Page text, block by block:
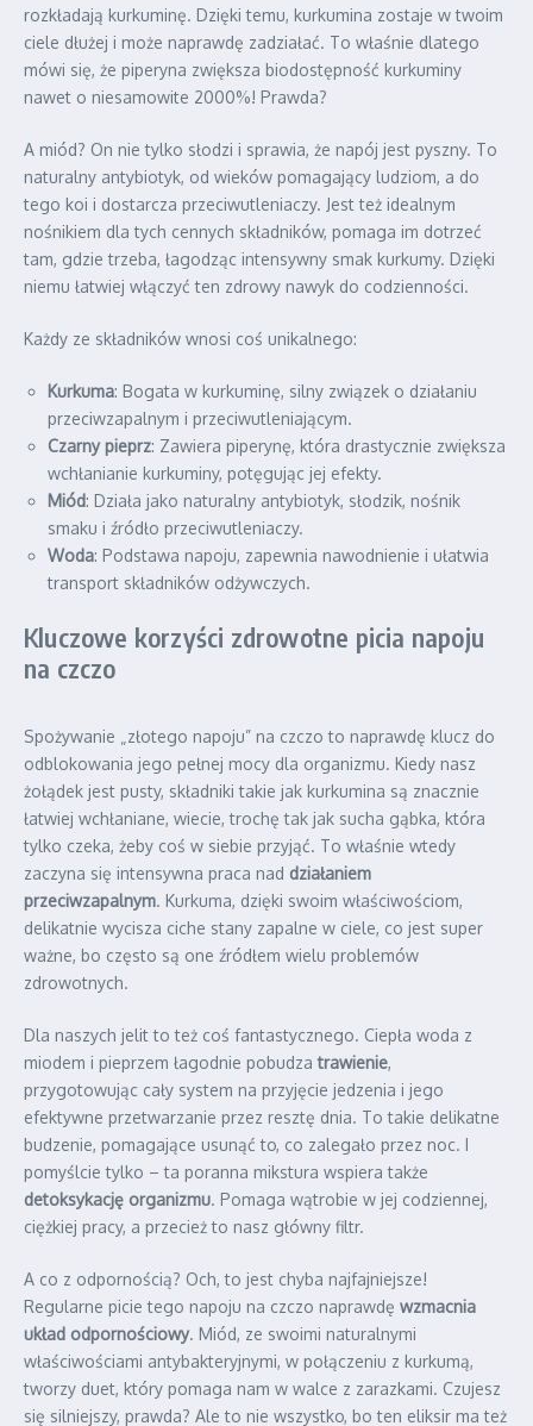
rozkładają kurkuminę. Dzięki temu, kurkumina zostaje w twoim
ciele dłużej i może naprawdę zadziałać. To właśnie dlatego
mówi się, że piperyna zwiększa biodostępność kurkuminy
nawet o niesamowite 2000%! Prawda?
A miód? On nie tylko słodzi i sprawia, że napój jest pyszny. To
naturalny antybiotyk, od wieków pomagający ludziom, a do
tego koi i dostarcza przeciwutleniaczy. Jest też idealnym
nośnikiem dla tych cennych składników, pomaga im dotrzeć
tam, gdzie trzeba, łagodząc intensywny smak kurkumy. Dzięki
niemu łatwiej włączyć ten zdrowy nawyk do codzienności.
Każdy ze składników wnosi coś unikalnego:
Kurkuma: Bogata w kurkuminę, silny związek o działaniu
przeciwzapalnym i przeciwutleniającym.
Czarny pieprz: Zawiera piperynę, która drastycznie zwiększa
wchłanianie kurkuminy, potęgując jej efekty.
Miód: Działa jako naturalny antybiotyk, słodzik, nośnik
smaku i źródło przeciwutleniaczy.
Woda: Podstawa napoju, zapewnia nawodnienie i ułatwia
transport składników odżywczych.
Kluczowe korzyści zdrowotne picia napoju
na czczo
Spożywanie „złotego napoju” na czczo to naprawdę klucz do
odblokowania jego pełnej mocy dla organizmu. Kiedy nasz
żołądek jest pusty, składniki takie jak kurkumina są znacznie
łatwiej wchłaniane, wiecie, trochę tak jak sucha gąbka, która
tylko czeka, żeby coś w siebie przyjąć. To właśnie wtedy
zaczyna się intensywna praca nad działaniem
przeciwzapalnym. Kurkuma, dzięki swoim właściwościom,
delikatnie wycisza ciche stany zapalne w ciele, co jest super
ważne, bo często są one źródłem wielu problemów
zdrowotnych.
Dla naszych jelit to też coś fantastycznego. Ciepła woda z
miodem i pieprzem łagodnie pobudzatrawienie,
przygotowując cały system na przyjęcie jedzenia i jego
efektywne przetwarzanie przez resztę dnia. To takie delikatne
budzenie, pomagające usunąć to, co zalegało przez noc. I
pomyślcie tylko – ta poranna mikstura wspiera także
detoksykację organizmu. Pomaga wątrobie w jej codziennej,
ciężkiej pracy, a przecież to nasz główny filtr.
A co z odpornością? Och, to jest chyba najfajniejsze!
Regularne picie tego napoju na czczo naprawdę wzmacnia
układ odpornościowy. Miód, ze swoimi naturalnymi
właściwościami antybakteryjnymi, w połączeniu z kurkumą,
tworzy duet, który pomaga nam w walce z zarazkami. Czujesz
się silniejszy, prawda? Ale to nie wszystko, bo ten eliksir ma też